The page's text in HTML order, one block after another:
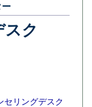
ー
ク
セリングデスク